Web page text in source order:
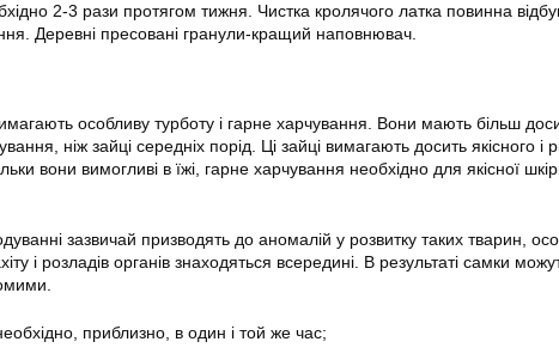
2-3 рази протягом тижня. Чистка кролячого латка повинна
Деревні пресовані гранули-кращий наповнювач.
особливу турботу і гарне харчування. Вони мають більш
ніж зайці середніх порід. Ці зайці вимагають досить якісного і
вони вимогливі в їжі, гарне харчування необхідно для якісної
зазвичай призводять до аномалій у розвитку таких тварин,
і розладів органів знаходяться всередині. В результаті самки
приблизно, в один і той же час;